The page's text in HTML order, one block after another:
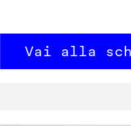
Vai alla